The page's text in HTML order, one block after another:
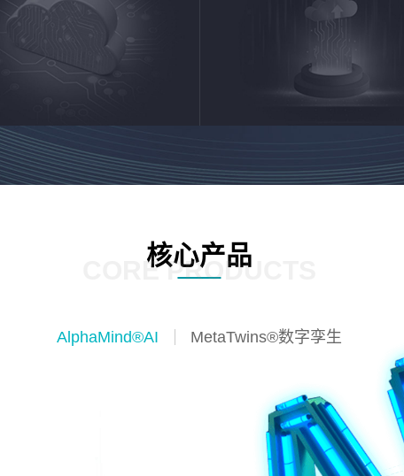
核心产品
CORE PRODUCTS
AlphaMind®AI MetaTwins®数字孪生